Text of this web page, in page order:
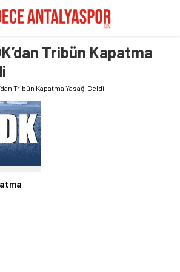
Tribün Kapatma
Tribün Kapatma Yasağı Geldi